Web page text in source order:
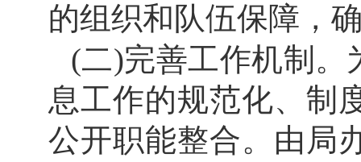
的组织和队伍保障，
(二)完善工作机制。
息工作的规范化、制
公开职能整合。由局